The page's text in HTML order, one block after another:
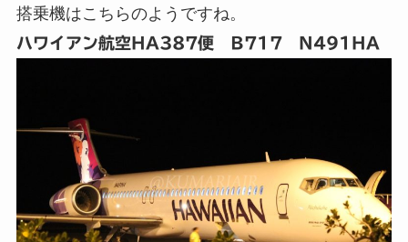
搭乗機はこちらのようですね。
ハワイアン航空HA387便 B717 N491HA